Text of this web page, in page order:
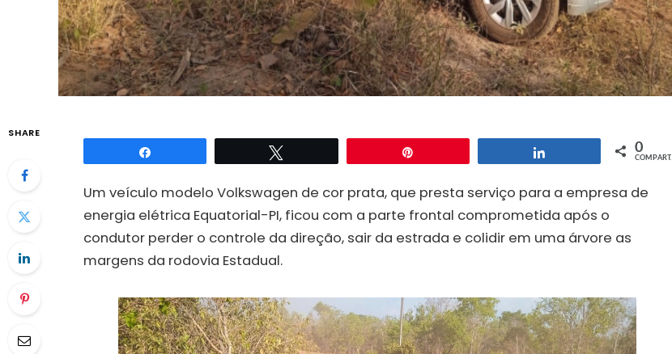
SHARE
Compartilhar 0
COMPART.
Um veículo modelo Volkswagen de cor prata, que presta serviço para a empresa de
energia elétrica Equatorial-PI, ficou com a parte frontal comprometida após o
condutor perder o controle da direção, sair da estrada e colidir em uma árvore as
margens da rodovia Estadual.